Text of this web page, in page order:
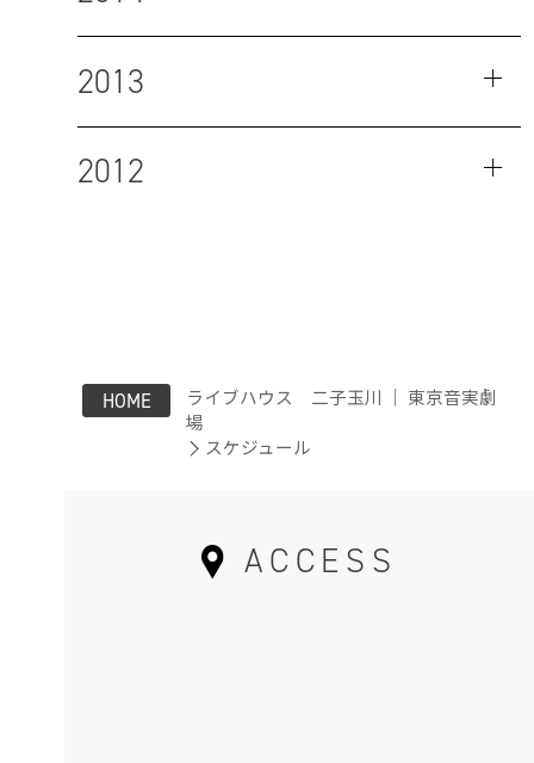
2013
2012
HOME
ライブハウス 二子玉川 ｜ 東京音実劇
場
スケジュール
ACCESS